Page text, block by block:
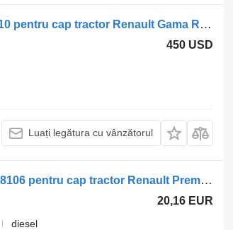
Sisteme de încălzire Webasto AirTop Evo 2 7484544810 pentru cap tractor Renault Gama Range T
450 USD
Luați legătura cu vânzătorul
Sisteme de încălzire Renault premium (01.96-) 5010398106 pentru cap tractor Renault Premium, Premium 2 (1996-2014)
20,16 EUR
diesel